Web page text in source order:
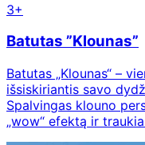
3+
Batutas ”Klounas”
Batutas „Klounas“ –
išsiskiriantis savo
Spalvingas klouno
„wow“ efektą ir